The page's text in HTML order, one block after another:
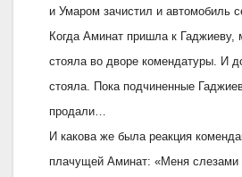
и Умаром зачистил и автомобиль
Когда Аминат пришла к Гаджиеву,
стояла во дворе комендатуры. И
стояла. Пока подчиненные
продали…
И какова же была реакция
плачущей Аминат: «Меня слезами